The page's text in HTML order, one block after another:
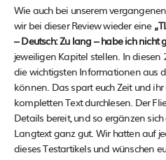
Wie auch bei unserem
wir bei dieser Review wieder eine
– Deutsch: Zu lang – habe ich nicht
jeweiligen Kapitel stellen. In
die wichtigsten Informationen aus
können. Das spart euch Zeit und
kompletten Text durchlesen. Der
Details bereit, und so ergänzen sich
Langtext ganz gut. Wir hatten auf
dieses Testartikels und wünschen